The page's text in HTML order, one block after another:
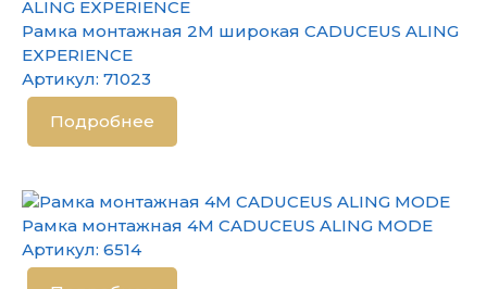
Рамка монтажная 2М широкая CADUCEUS ALING
EXPERIENCE
Артикул: 71023
Подробнее
Рамка монтажная 4М CADUCEUS ALING MODE
Артикул: 6514